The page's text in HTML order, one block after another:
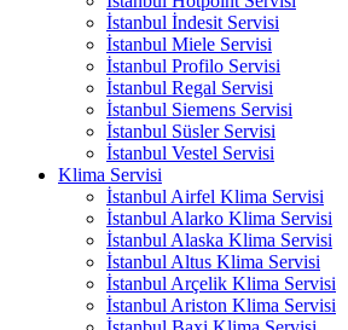
İstanbul İndesit Servisi
İstanbul Miele Servisi
İstanbul Profilo Servisi
İstanbul Regal Servisi
İstanbul Siemens Servisi
İstanbul Süsler Servisi
İstanbul Vestel Servisi
Klima Servisi
İstanbul Airfel Klima Servisi
İstanbul Alarko Klima Servisi
İstanbul Alaska Klima Servisi
İstanbul Altus Klima Servisi
İstanbul Arçelik Klima Servisi
İstanbul Ariston Klima Servisi